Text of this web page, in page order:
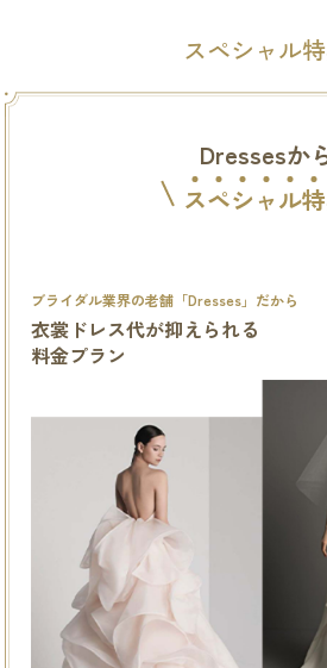
スペシャル
Dressesか
スペシャル特
ブライダル業界の老舗「Dresses」だから
衣裳ドレス代が抑えられる
料金プラン